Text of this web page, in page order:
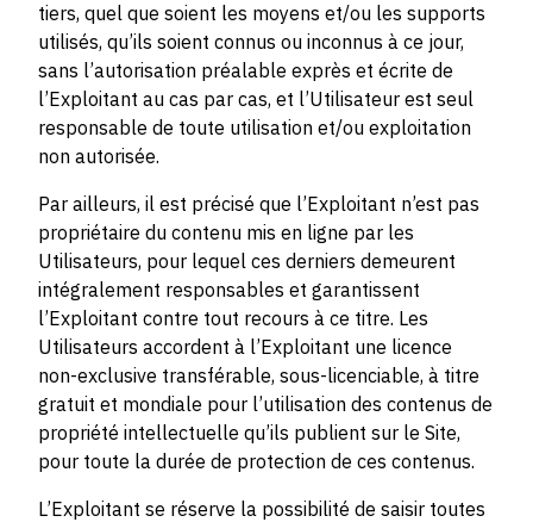
tiers, quel que soient les moyens et/ou les supports
utilisés, qu’ils soient connus ou inconnus à ce jour,
sans l’autorisation préalable exprès et écrite de
l’Exploitant au cas par cas, et l’Utilisateur est seul
responsable de toute utilisation et/ou exploitation
non autorisée.
Par ailleurs, il est précisé que l’Exploitant n’est pas
propriétaire du contenu mis en ligne par les
Utilisateurs, pour lequel ces derniers demeurent
intégralement responsables et garantissent
l’Exploitant contre tout recours à ce titre. Les
Utilisateurs accordent à l’Exploitant une licence
non-exclusive transférable, sous-licenciable, à titre
gratuit et mondiale pour l’utilisation des contenus de
propriété intellectuelle qu’ils publient sur le Site,
pour toute la durée de protection de ces contenus.
L’Exploitant se réserve la possibilité de saisir toutes